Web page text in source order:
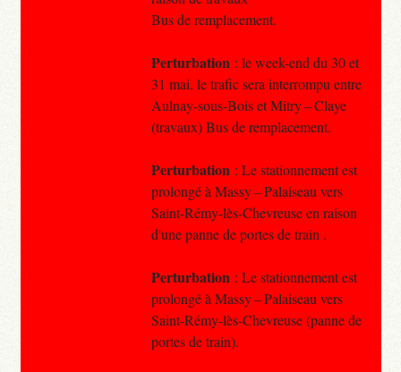
Bus de remplacement.
Perturbation : le week-end du 30 et
31 mai, le trafic sera interrompu entre
Aulnay-sous-Bois et Mitry – Claye
(travaux) Bus de remplacement.
Perturbation : Le stationnement est
prolongé à Massy – Palaiseau vers
Saint-Rémy-lès-Chevreuse en raison
d'une panne de portes de train .
Perturbation : Le stationnement est
prolongé à Massy – Palaiseau vers
Saint-Rémy-lès-Chevreuse (panne de
portes de train).